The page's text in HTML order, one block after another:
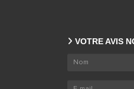
VOTRE AVIS